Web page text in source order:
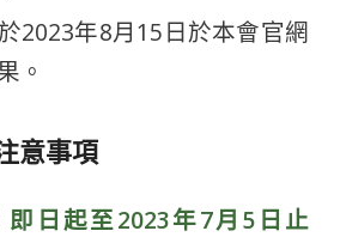
2023年8月15日於本會官網
。
意事項
即日起至2023年7月5日止